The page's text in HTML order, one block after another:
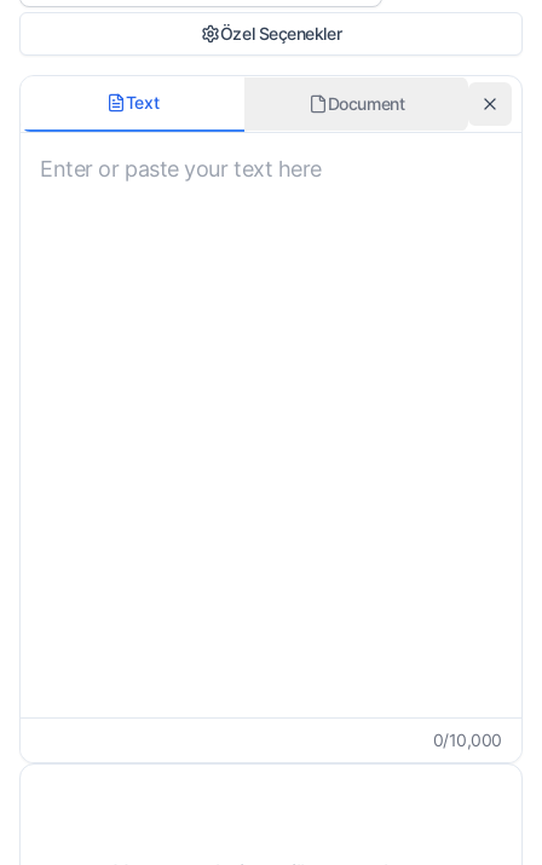
Özel Seçenekler
Genel
Resmi Ton
Text Document
0/10,000